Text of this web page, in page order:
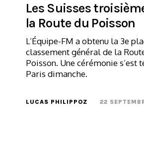
Les Suisses
la Route du Poisson
L’Équipe-FM a obtenu la 3e
classement général de la
Poisson. Une cérémonie s’est
Paris dimanche.
LUCAS PHILIPPOZ 22